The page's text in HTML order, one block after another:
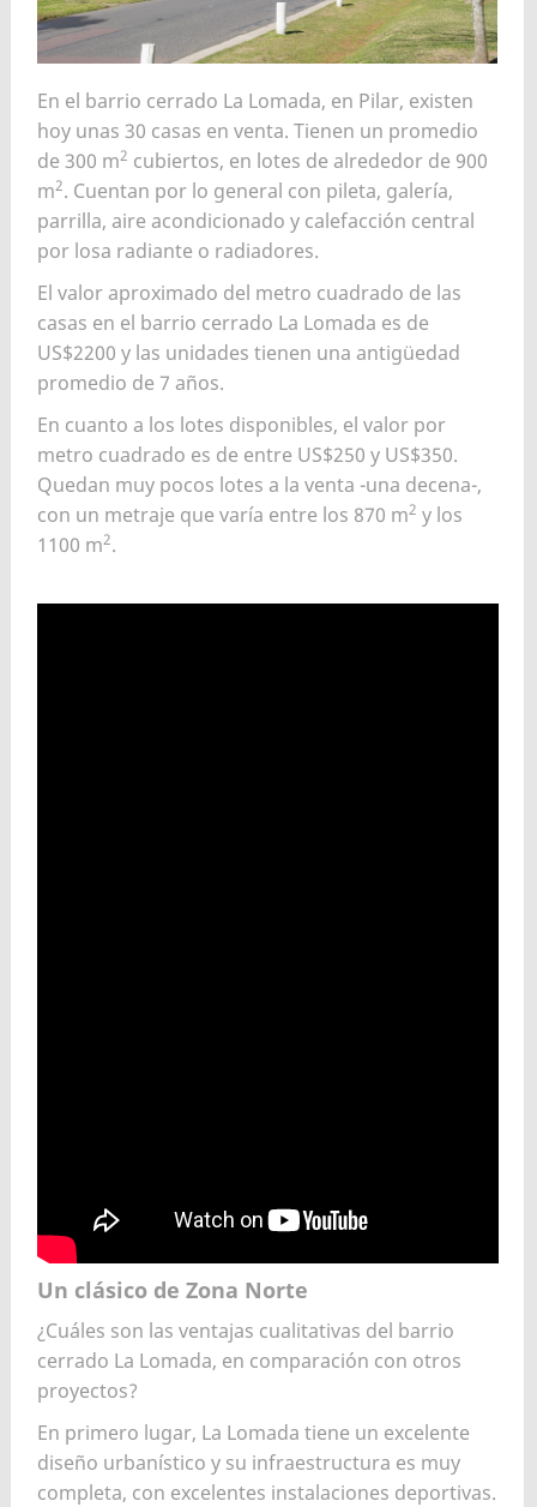
En el barrio cerrado La Lomada, en Pilar, existen
hoy unas 30 casas en venta. Tienen un promedio
de 300 m2 cubiertos, en lotes de alrededor de 900
m2. Cuentan por lo general con pileta, galería,
parrilla, aire acondicionado y calefacción central
por losa radiante o radiadores.
El valor aproximado del metro cuadrado de las
casas en el barrio cerrado La Lomada es de
US$2200 y las unidades tienen una antigüedad
promedio de 7 años.
En cuanto a los lotes disponibles, el valor por
metro cuadrado es de entre US$250 y US$350.
Quedan muy pocos lotes a la venta -una decena-,
con un metraje que varía entre los 870 m2 y los
1100 m2.
Un clásico de Zona Norte
¿Cuáles son las ventajas cualitativas del barrio
cerrado La Lomada, en comparación con otros
proyectos?
En primero lugar, La Lomada tiene un excelente
diseño urbanístico y su infraestructura es muy
completa, con excelentes instalaciones deportivas.